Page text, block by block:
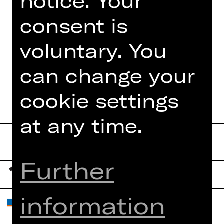
Foto © Fotolia
DATES AND CAST
consent is
voluntary. You
can change your
cookie settings
at any time.
Further
information